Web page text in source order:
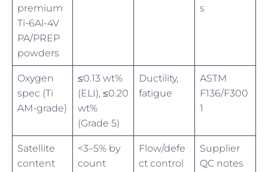
premium
Ti-6Al-4V
PA/PREP
powders
s
Oxygen
spec (Ti
AM-grade)
≤0.13 wt%
(ELI), ≤0.20
wt%
(Grade 5)
Ductility,
fatigue
ASTM
F136/F300
1
Satellite
content
<3–5% by
count
Flow/defe
ct control
Supplier
QC notes